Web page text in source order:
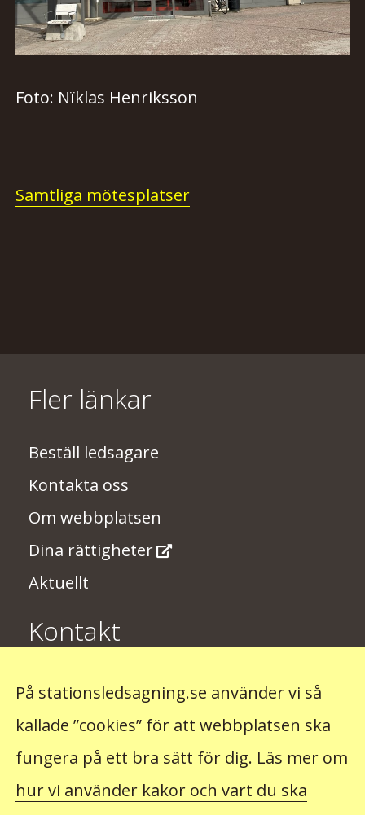
På stationsledsagning.se använder vi så
kallade ”cookies” för att webbplatsen ska
fungera på ett bra sätt för dig. Läs mer om
hur vi använder kakor och vart du ska
Foto: Nïklas Henriksson
Samtliga mötesplatser
Fler länkar
Beställ ledsagare
Kontakta oss
Om webbplatsen
Dina rättigheter
Aktuellt
Kontakt
Har du några synpunkter på
stationsledsagning@trafikverket.se
Observera att du inte kan beställa ledsagning hos